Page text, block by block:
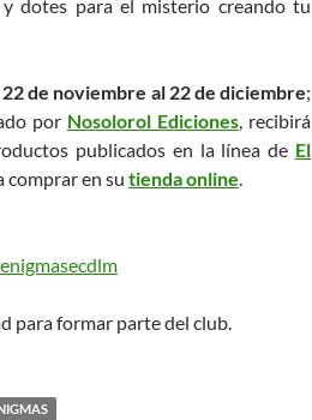
dotes para el misterio creando tu
22 de noviembre al 22 de diciembre;
por Nosolorol Ediciones, recibirá
publicados en la línea de El
comprar en su tienda online.
para formar parte del club.